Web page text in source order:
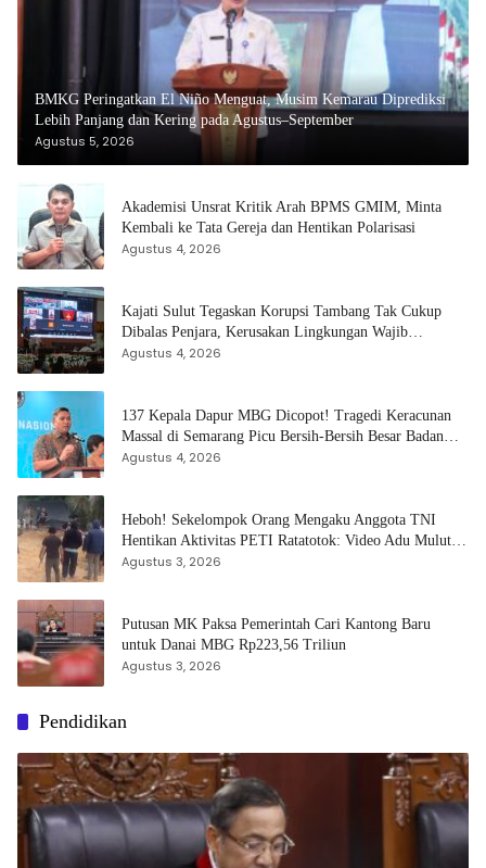
BMKG Peringatkan El Niño Menguat, Musim Kemarau Diprediksi
Lebih Panjang dan Kering pada Agustus–September
Agustus 5, 2026
Akademisi Unsrat Kritik Arah BPMS GMIM, Minta
Kembali ke Tata Gereja dan Hentikan Polarisasi
Agustus 4, 2026
Kajati Sulut Tegaskan Korupsi Tambang Tak Cukup
Dibalas Penjara, Kerusakan Lingkungan Wajib
Dipulihkan
Agustus 4, 2026
137 Kepala Dapur MBG Dicopot! Tragedi Keracunan
Massal di Semarang Picu Bersih-Bersih Besar Badan
Gizi Nasional
Agustus 4, 2026
Heboh! Sekelompok Orang Mengaku Anggota TNI
Hentikan Aktivitas PETI Ratatotok: Video Adu Mulut
dan Aksi Penembakan Sorot Carut-marut Penegakan
Agustus 3, 2026
Putusan MK Paksa Pemerintah Cari Kantong Baru
untuk Danai MBG Rp223,56 Triliun
Agustus 3, 2026
Pendidikan